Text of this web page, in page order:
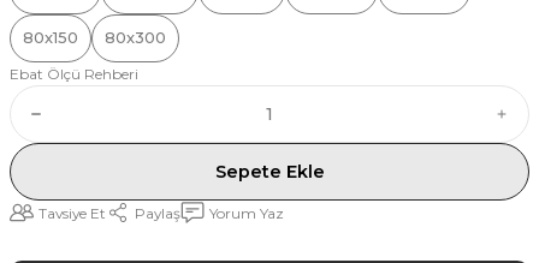
80x150
80x300
Ebat Ölçü Rehberi
Sepete Ekle
Tavsiye Et Paylaş Yorum Yaz